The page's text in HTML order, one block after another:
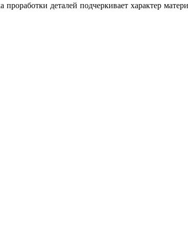
деталей подчеркивает характер